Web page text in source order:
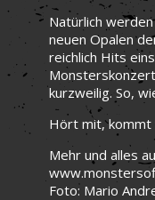
Natürlich
neuen Opalen
reichlich Hits
kurzweilig. So,
Hört mit, kommt
Mehr und alles
Foto: Mario